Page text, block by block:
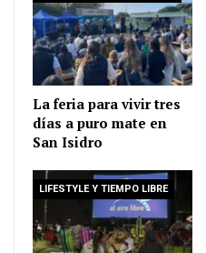
La feria para vivir tres
días a puro mate en
San Isidro
LIFESTYLE Y TIEMPO LIBRE